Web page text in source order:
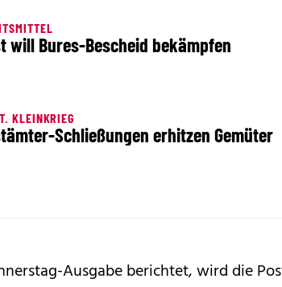
will Bures-Bescheid bekämpfen
KLEINKRIEG
Schließungen erhitzen Gemüter
Ausgabe berichtet, wird die